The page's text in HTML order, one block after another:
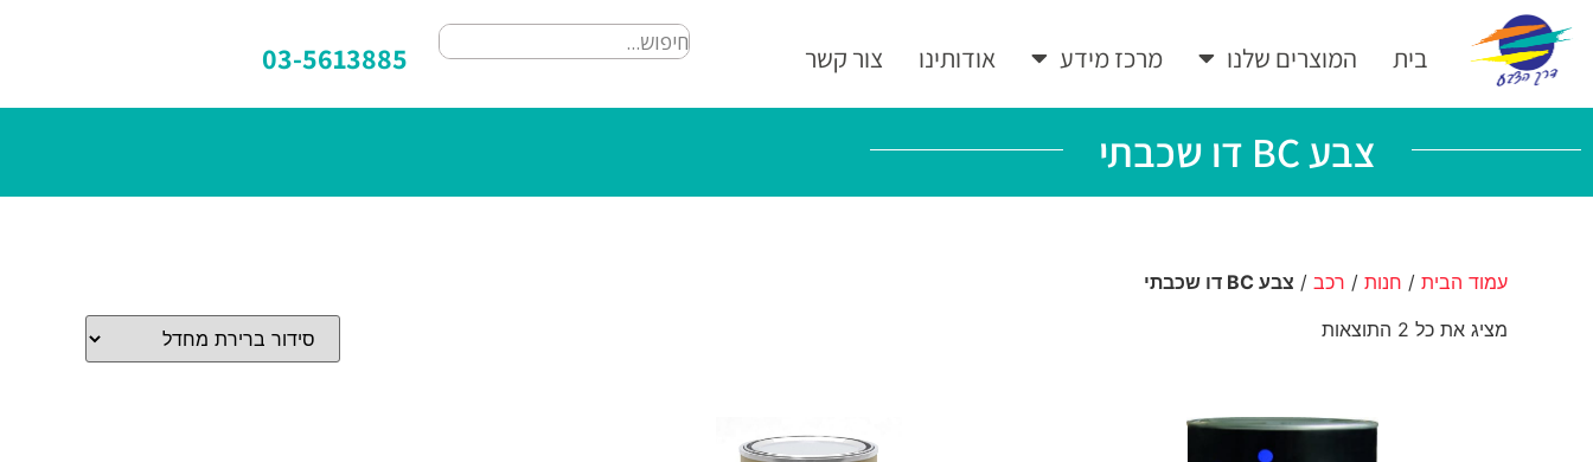
בית המוצרים שלנו מרכז מידע אודותינו צור קשר 03-5613885
צבע BC דו שכבתי
עמוד הבית / חנות / רכב / צבע BC דו שכבתי
מציג את כל 2 התוצאות